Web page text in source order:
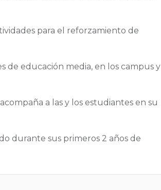
para el reforzamiento de
de educación media, en los campus y
a las y los estudiantes en su
durante sus primeros 2 años de